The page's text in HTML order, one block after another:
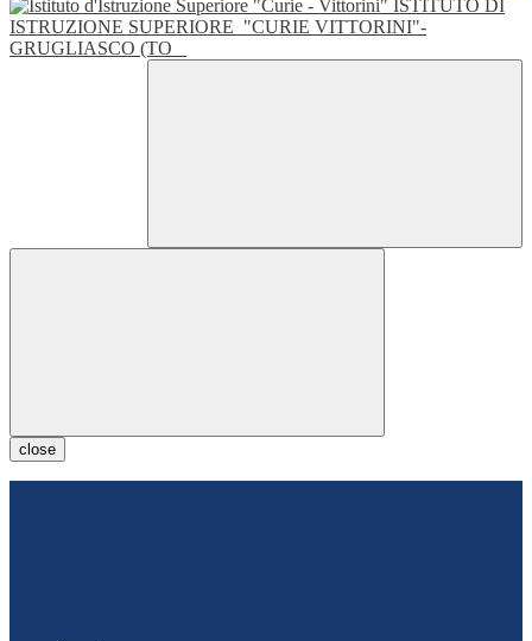
ISTITUTO DI
ISTRUZIONE SUPERIORE "CURIE VITTORINI"-
GRUGLIASCO (TO
close